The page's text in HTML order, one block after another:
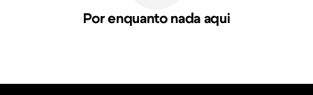
Por enquanto nada aqui